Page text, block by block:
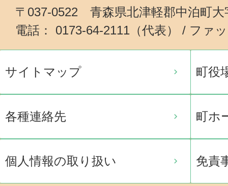
〒037-0522 青森県北津軽郡中泊町大
電話： 0173-64-2111（代表） / ファ
サイトマップ 町役
各種連絡先 町ホ
個人情報の取り扱い 免責